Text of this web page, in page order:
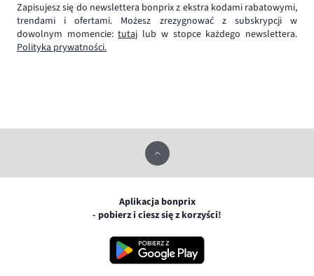
Zapisujesz się do newslettera bonprix z ekstra kodami rabatowymi,
trendami i ofertami. Możesz zrezygnować z subskrypcji w
dowolnym momencie:tutaj lub w stopce każdego newslettera.
Polityka prywatności.
Aplikacja bonprix
- pobierz i ciesz się z korzyści!